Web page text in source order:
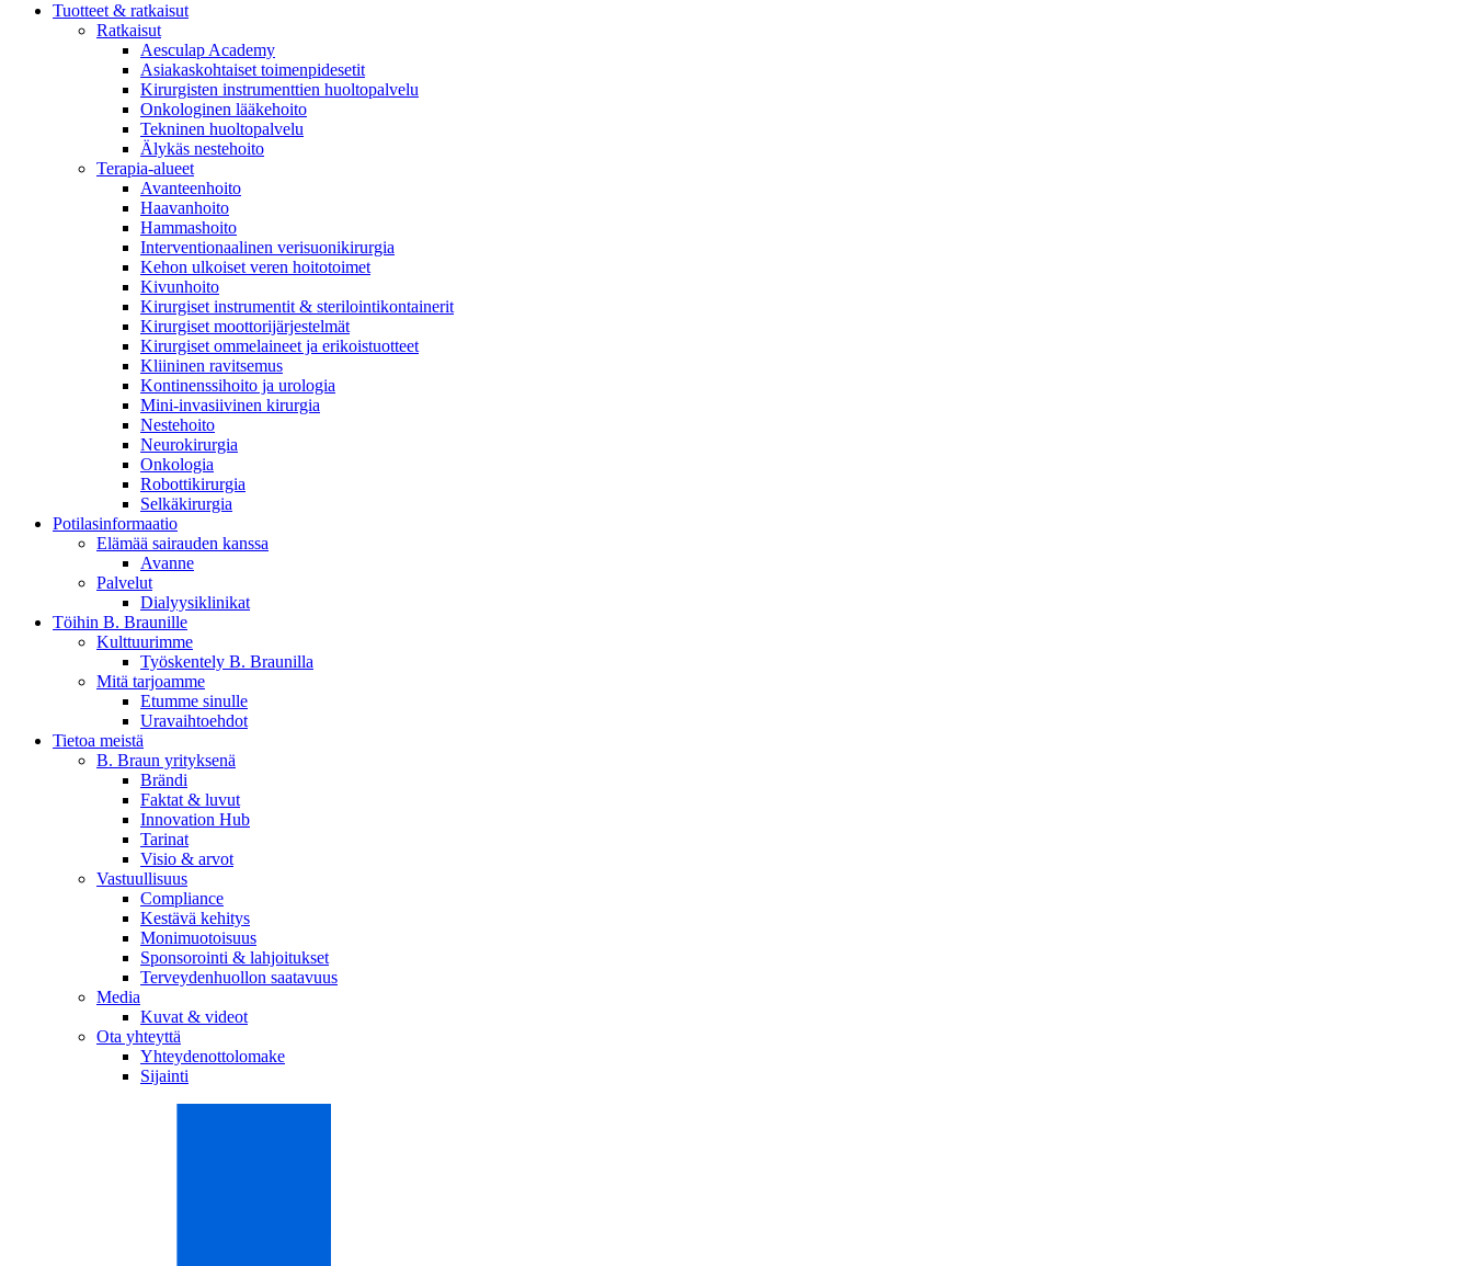
Aesculap Academy
Tarjoamme laajan valikoiman akkreditoituja koulutuskursseja lääketieteen ammattilaisille.
Tuotteet & ratkaisut
Ratkaisut
Aesculap Academy
Asiakaskohtaiset toimenpidesetit
Kirurgisten instrumenttien huoltopalvelu
Onkologinen lääkehoito
Tekninen huoltopalvelu
Älykäs nestehoito
Terapia-alueet
Avanteenhoito
Haavanhoito
Hammashoito
Interventionaalinen verisuonikirurgia
Kehon ulkoiset veren hoitotoimet
Kivunhoito
Kirurgiset instrumentit & sterilointikontainerit
Kirurgiset moottorijärjestelmät
Kirurgiset ommelaineet ja erikoistuotteet
Kliininen ravitsemus
Kontinenssihoito ja urologia
Mini-invasiivinen kirurgia
Nestehoito
Neurokirurgia
Onkologia
Robottikirurgia
Selkäkirurgia
Potilasinformaatio
Elämää sairauden kanssa
Avanne
Palvelut
Dialyysiklinikat
Töihin B. Braunille
Kulttuurimme
Työskentely B. Braunilla
Mitä tarjoamme
Etumme sinulle
Uravaihtoehdot
Tietoa meistä
B. Braun yrityksenä
Brändi
Faktat & luvut
Innovation Hub
Tarinat
Visio & arvot
Vastuullisuus
Compliance
Kestävä kehitys
Monimuotoisuus
Sponsorointi & lahjoitukset
Terveydenhuollon saatavuus
Media
Kuvat & videot
Ota yhteyttä
Yhteydenottolomake
Sijainti